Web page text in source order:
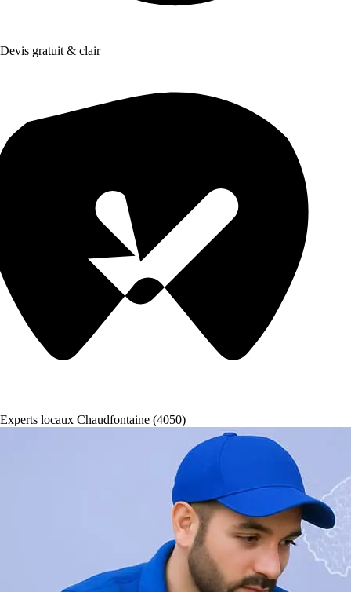
Devis gratuit & clair
Experts locaux Chaudfontaine (4050)